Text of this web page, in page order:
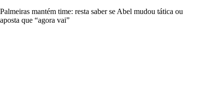
Palmeiras mantém time: resta saber se Abel mudou tática ou
aposta que “agora vai”